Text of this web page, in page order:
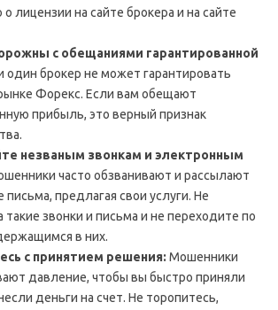
лицензии на сайте брокера и на сайте
с обещаниями гарантированной
один брокер не может гарантировать
Форекс. Если вам обещают
прибыль, это верный признак
незваным звонкам и электронным
часто обзванивают и рассылают
предлагая свои услуги. Не
такие звонки и письма и не переходите по
в них.
с принятием решения: Мошенники
давление, чтобы вы быстро приняли
деньги на счет. Не торопитесь,